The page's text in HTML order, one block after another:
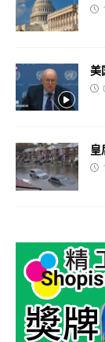
美
皇